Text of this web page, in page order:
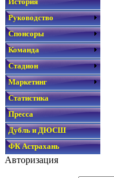
Руководство
Спонсоры
Команда
Стадион
Маркетинг
Статистика
Пресса
Дубль и ДЮСШ
ФК Астрахань
Авторизация